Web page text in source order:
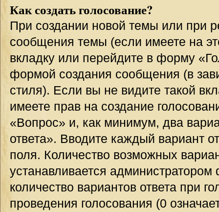
Как создать голосование?
При создании новой темы или при
сообщения темы (если имеете на
вкладку или перейдите в форму
формой создания сообщения (в
стиля). Если вы не видите такой
имеете прав на создание
«Вопрос» и, как минимум, два
ответа». Вводите каждый вариант
поля. Количество возможных
устанавливается
количество вариантов ответа при
проведения голосования (0